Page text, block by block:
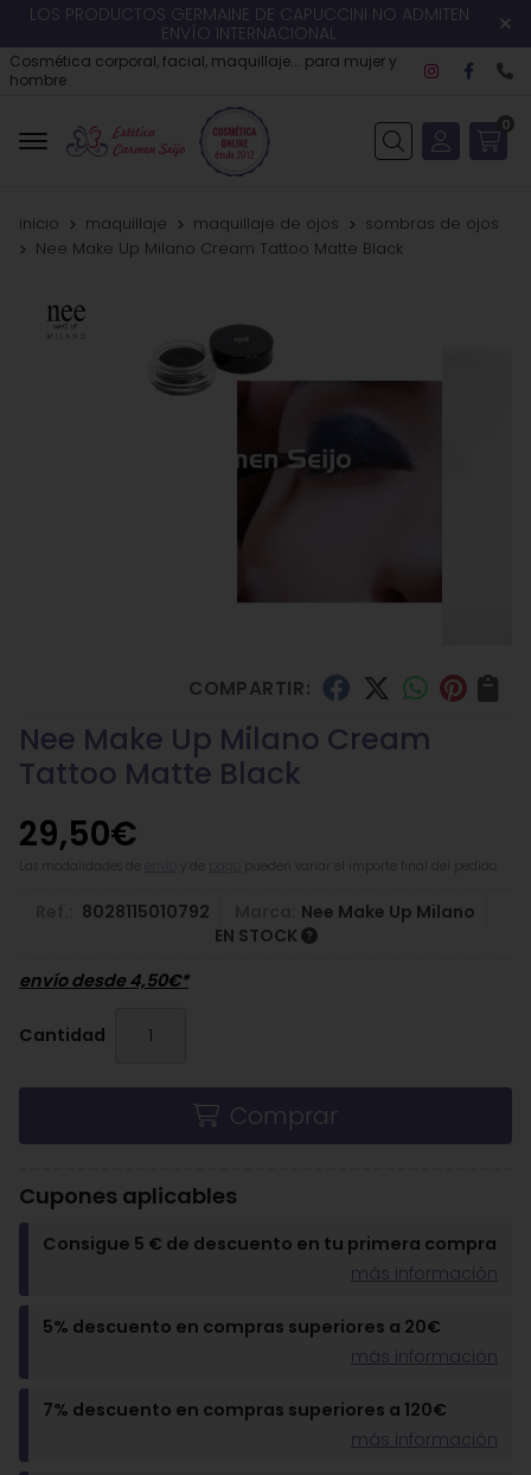
LOS PRODUCTOS GERMAINE DE CAPUCCINI NO ADMITEN
ENVÍO INTERNACIONAL
Cosmética corporal, facial, maquillaje... para mujer y
hombre
Buscar
0
inicio maquillaje maquillaje de ojos
sombras de ojos
Nee Make Up Milano Cream Tattoo Matte Black
COMPARTIR:
Nee Make Up Milano Cream
Tattoo Matte Black
29,50€
pueden variar el importe final del pedido.
8028115010792
Nee Make Up Milano
EN STOCK
envío desde4,50€*
Cantidad
Comprar
Cupones aplicables
Consigue 5 € de descuento en tu primera compra
más información
5% descuento en compras superiores a 20€
más información
7% descuento en compras superiores a 120€
más información